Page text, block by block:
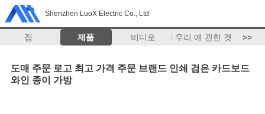
Shenzhen LuoX Electric Co., Ltd
집 제품 비디오 우리 에 관한 것 >>
도매 주문 로고 최고 가격 주문 브랜드 인쇄 검은 카드보드
와인 종이 가방